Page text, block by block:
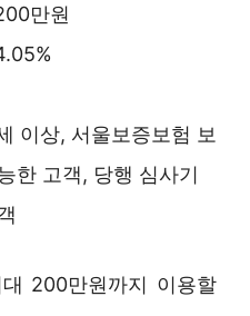
만원
이상, 서울보증보험 보
한 고객, 당행 심사기
200만원까지 이용할